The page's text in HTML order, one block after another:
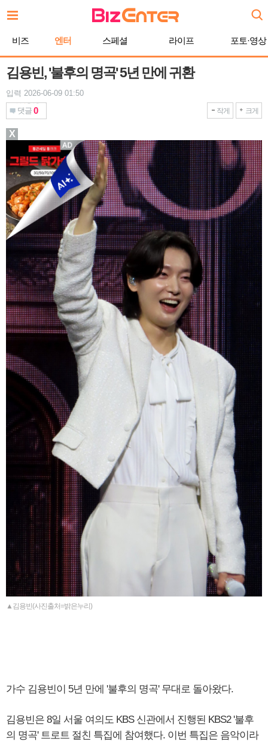
문
비즈 엔터 스페셜 라이프 포토·영상
김용빈, '불후의 명곡' 5년 만에 귀환
입력 2026-06-09 01:50
댓글 0 작게 크게
▲김용빈(사진출처=밝은누리)
가수 김용빈이 5년 만에 '불후의 명곡' 무대로 돌아왔다.
김용빈은 8일 서울 여의도 KBS 신관에서 진행된 KBS2 '불후
의 명곡' 트로트 절친 특집에 참여했다. 이번 특집은 음악이라
X